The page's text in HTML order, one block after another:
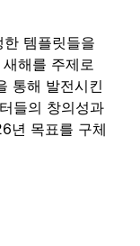
템플릿들을
해를 주제로
통해 발전시킨
들의 창의성과
년 목표를 구체